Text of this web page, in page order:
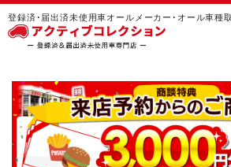
登録済･届出済未使用車オールメーカー･オール車種